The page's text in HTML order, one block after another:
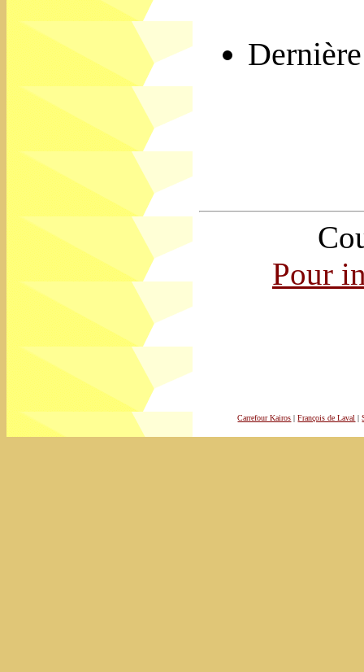
Pour
Carrefour Kairos |François de Laval |